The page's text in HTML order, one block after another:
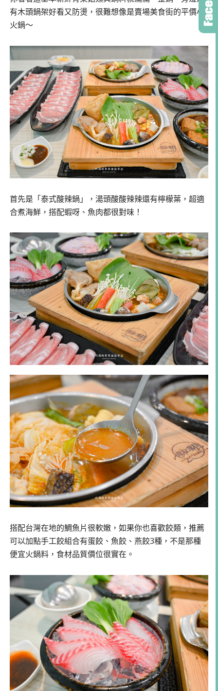
有木頭鍋架好看又防燙，很難想像是賣場美食街的平價小
火鍋～
首先是「泰式酸辣鍋」，湯頭酸酸辣辣還有檸檬葉，超適
合煮海鮮，搭配蝦呀、魚肉都很對味！
搭配台灣在地的鯛魚片很軟嫩，如果你也喜歡餃類，推薦
可以加點手工餃組合有蛋餃、魚餃、燕餃3種，不是那種
便宜火鍋料，食材品質價位很實在。